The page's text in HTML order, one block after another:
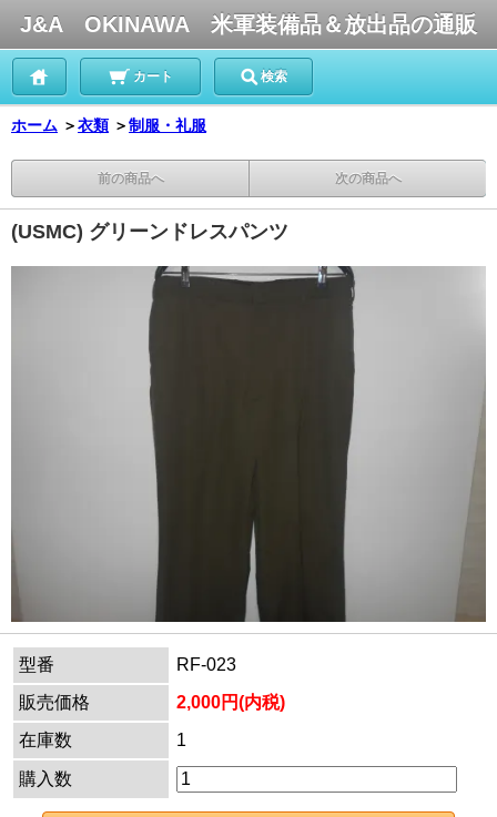
J&A OKINAWA 米軍装備品＆放出品の通販
カート 検索
ホーム ＞衣類 ＞制服・礼服
前の商品へ 次の商品へ
(USMC) グリーンドレスパンツ
型番
RF-023
販売価格
2,000円(内税)
在庫数
1
購入数